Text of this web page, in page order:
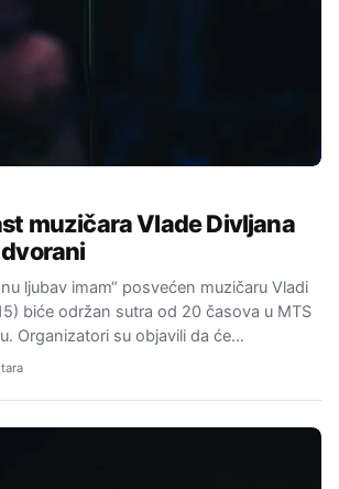
muzičara Vlade Divljana
ljubav imam“ posvećen muzičaru Vladi
biće održan sutra od 20 časova u MTS
Organizatori su objavili da će…